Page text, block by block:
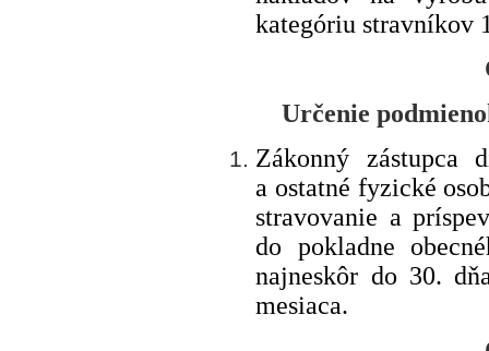
kategóriu stravníkov
Určenie
Zákonný zástupca
a ostatné fyzické
stravovanie a
do pokladne
najneskôr do 30.
mesiaca.